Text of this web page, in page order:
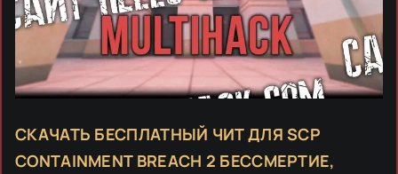
СКАЧАТЬ БЕСПЛАТНЫЙ ЧИТ ДЛЯ SCP
CONTAINMENT BREACH 2 БЕССМЕРТИЕ,